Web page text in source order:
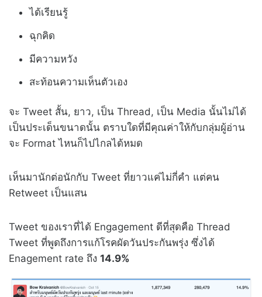
ได้เรียนรู้
ฉุกคิด
มีความหวัง
สะท้อนความเห็นตัวเอง
จะ Tweet สั้น, ยาว, เป็น Thread, เป็น Media นั้นไม่ได้
เป็นประเด็นขนาดนั้น ตราบใดที่มีคุณค่าให้กับกลุ่มผู้อ่าน
จะ Format ไหนก็ไปไกลได้หมด
เห็นมานักต่อนักกับ Tweet ที่ยาวแค่ไม่กี่คำ แต่คน
Retweet เป็นแสน
Tweet ของเราที่ได้ Engagement ดีที่สุดคือ Thread
Tweet ที่พูดถึงการแก้โรคผัดวันประกันพรุ่ง ซึ่งได้
Enagement rate ถึง 14.9%